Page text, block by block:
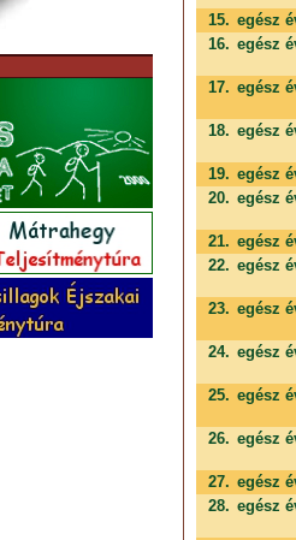
15. egész
16. egész
17. egész
18. egész
19. egész
20. egész
21. egész
22. egész
23. egész
24. egész
25. egész
26. egész
27. egész
28. egész